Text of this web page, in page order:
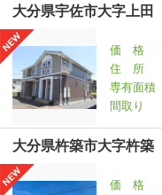
大分県宇佐市大字上田
価 格
住 所
専有面積
間取り
大分県杵築市大字杵築
価 格